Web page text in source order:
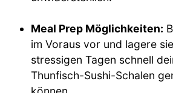
Meal Prep Möglichkeiten:
im Voraus vor und lagere
stressigen Tagen schnell
Thunfisch-Sushi-Schalen